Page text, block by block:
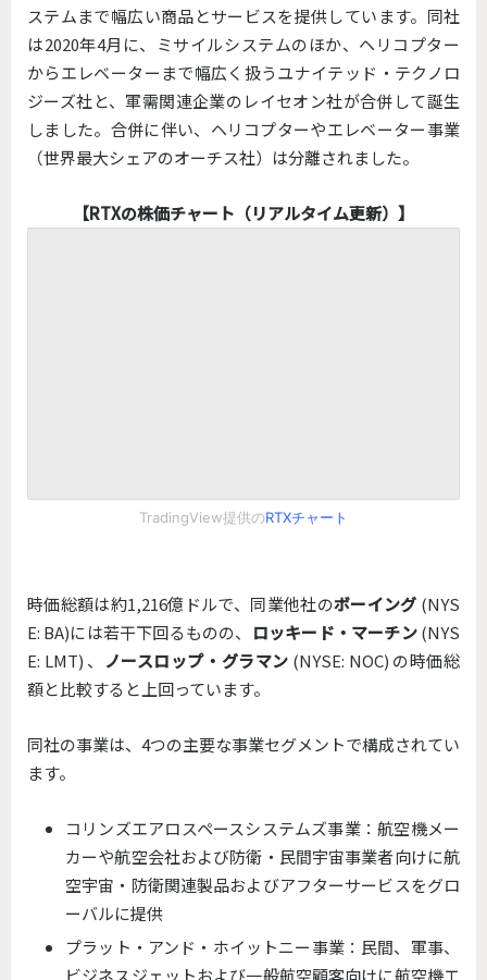
ステムまで幅広い商品とサービスを提供しています。同社
は2020年4月に、ミサイルシステムのほか、ヘリコプター
からエレベーターまで幅広く扱うユナイテッド・テクノロ
ジーズ社と、軍需関連企業のレイセオン社が合併して誕生
しました。合併に伴い、ヘリコプターやエレベーター事業
（世界最大シェアのオーチス社）は分離されました。
【RTXの株価チャート（リアルタイム更新）】
TradingView提供のRTXチャート
時価総額は約1,216億ドルで、同業他社のボーイング (NYS
E: BA)には若干下回るものの、
ロッキード・マーチン(NYS
E: LMT) 、
ノースロップ・グラマン (NYSE: NOC) の時価総
額と比較すると上回っています。
同社の事業は、4つの主要な事業セグメントで構成されてい
ます。
コリンズエアロスペースシステムズ事業：航空機メー
カーや航空会社および防衛・民間宇宙事業者向けに航
空宇宙・防衛関連製品およびアフターサービスをグロ
ーバルに提供
プラット・アンド・ホイットニー事業：民間、軍事、
ビジネスジェットおよび一般航空顧客向けに航空機エ